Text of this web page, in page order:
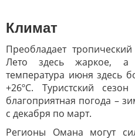
Климат
Преобладает
Лето здесь жаркое, а
температура июня здесь
+26ºС. Туристский
благоприятная погода –
с декабря по март.
Регионы Омана могут